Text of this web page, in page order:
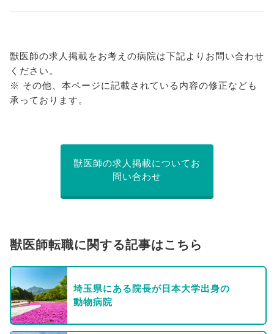
獣医師の求人掲載をお考えの病院は下記よりお問い合わせ
ください。
※ その他、本ページに記載されている内容の修正なども
承っております。
獣医師の求人掲載についてお
問い合わせ
獣医師転職に関する記事はこちら
埼玉県にある院長が日本大学出身の
動物病院